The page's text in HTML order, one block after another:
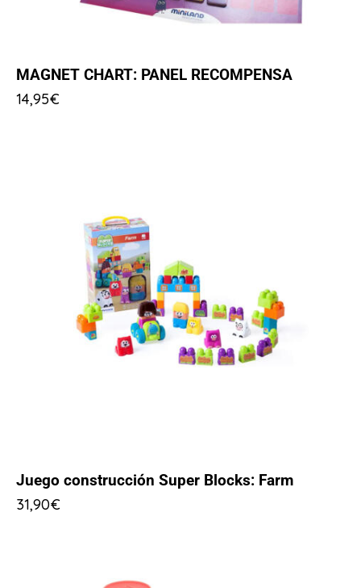
MAGNET CHART: PANEL RECOMPENSA
14,95€
Juego construcción Super Blocks: Farm
31,90€